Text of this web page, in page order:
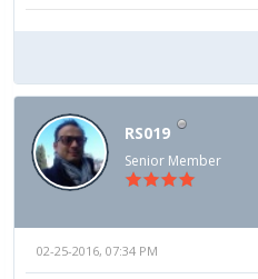
RS019
Senior Member
02-25-2016, 07:34 PM